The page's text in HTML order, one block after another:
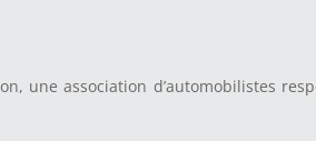
une association d’automobilistes